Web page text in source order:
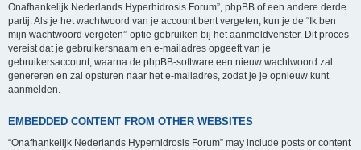
Onafhankelijk Nederlands Hyperhidrosis Forum”, phpBB of een andere derde
partij. Als je het wachtwoord van je account bent vergeten, kun je de “Ik ben
mijn wachtwoord vergeten”-optie gebruiken bij het aanmeldvenster. Dit proces
vereist dat je gebruikersnaam en e-mailadres opgeeft van je
gebruikersaccount, waarna de phpBB-software een nieuw wachtwoord zal
genereren en zal opsturen naar het e-mailadres, zodat je je opnieuw kunt
aanmelden.
EMBEDDED CONTENT FROM OTHER WEBSITES
“Onafhankelijk Nederlands Hyperhidrosis Forum” may include posts or content